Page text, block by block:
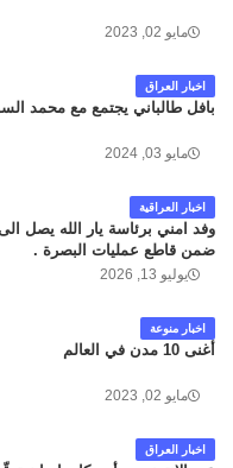
مايو 02, 2023
اخبار العراق
بافل طالباني يجتمع مع محمد
مايو 03, 2024
اخبار العراقية
وفد امني برئاسة يار الله يصل الى
ضمن قاطع عمليات البصرة .
يوليو 13, 2026
اخبار منوعة
أغنى 10 مدن في العالم
مايو 02, 2023
اخبار العراق